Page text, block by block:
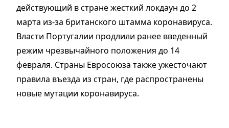
действующий в стране жесткий локдаун до 2
марта из-за британского штамма коронавируса.
Власти Португалии продлили ранее введенный
режим чрезвычайного положения до 14
февраля. Страны Евросоюза также ужесточают
правила въезда из стран, где распространены
новые мутации коронавируса.